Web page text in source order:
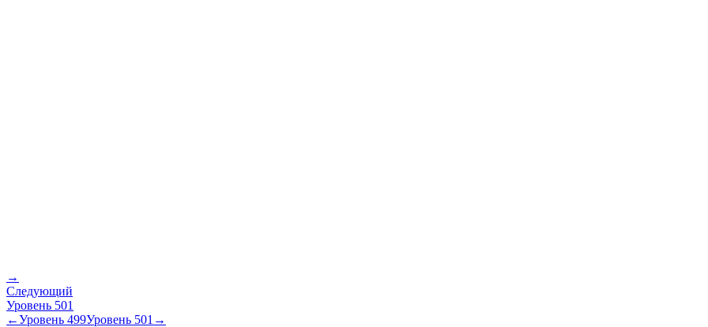
→
Следующий
Уровень 501
←Уровень 499Уровень 501 →